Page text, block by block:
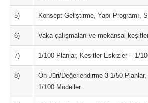
5) Konsept Geliştirme, Yapı Programı,
6) Vaka çalışmaları ve mekansal
7) 1/100 Planlar, Kesitler Eskizler – 1/
8)
Ön Jüri/Değerlendirme 3 1/50
1/100 Modeller